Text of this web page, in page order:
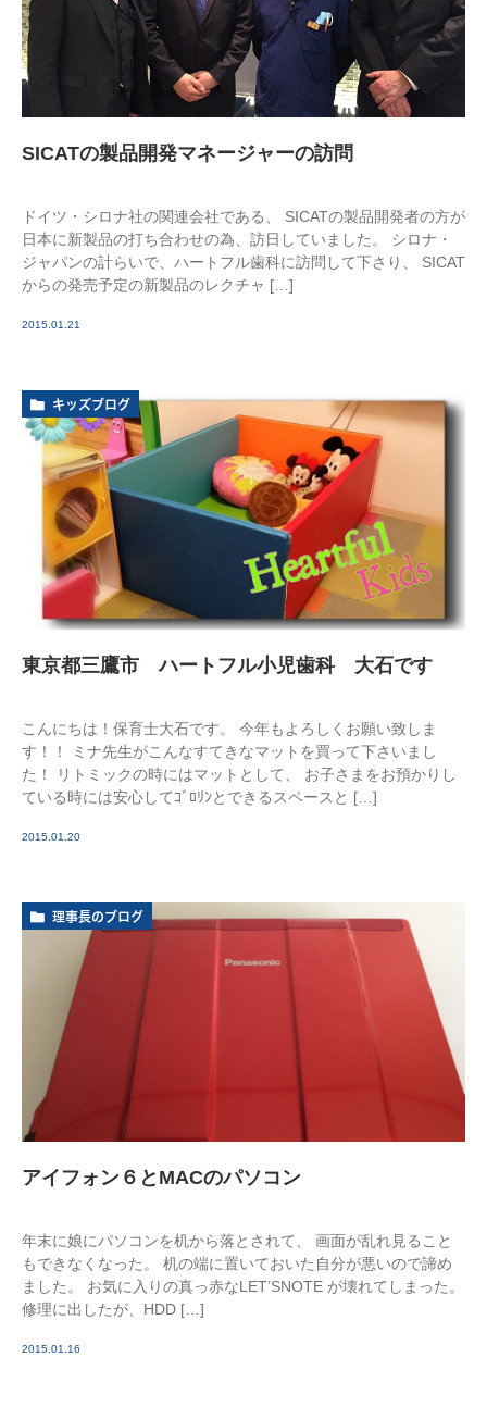
SICATの製品開発マネージャーの訪問
ドイツ・シロナ社の関連会社である、 SICATの製品開発者の方が
日本に新製品の打ち合わせの為、訪日していました。 シロナ・
ジャパンの計らいで、ハートフル歯科に訪問して下さり、 SICAT
からの発売予定の新製品のレクチャ […]
2015.01.21
キッズブログ
東京都三鷹市 ハートフル小児歯科 大石です
こんにちは！保育士大石です。 今年もよろしくお願い致しま
す！！ ミナ先生がこんなすてきなマットを買って下さいまし
た！ リトミックの時にはマットとして、 お子さまをお預かりし
ている時には安心してｺﾞﾛﾘﾝとできるスペースと […]
2015.01.20
理事長のブログ
アイフォン６とMACのパソコン
年末に娘にパソコンを机から落とされて、 画面が乱れ見ること
もできなくなった。 机の端に置いておいた自分が悪いので諦め
ました。 お気に入りの真っ赤なLET’SNOTE が壊れてしまった。
修理に出したが、HDD […]
2015.01.16